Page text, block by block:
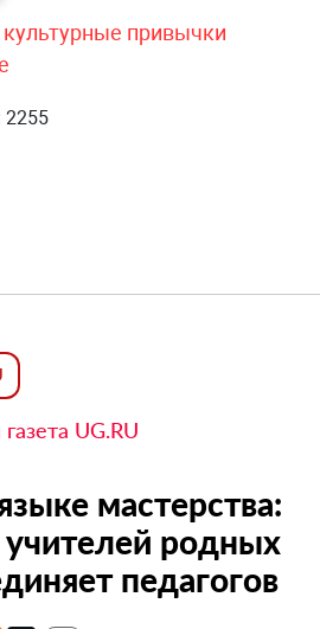
привычки
2255
UG.RU
мастерства:
учителей родных
педагогов